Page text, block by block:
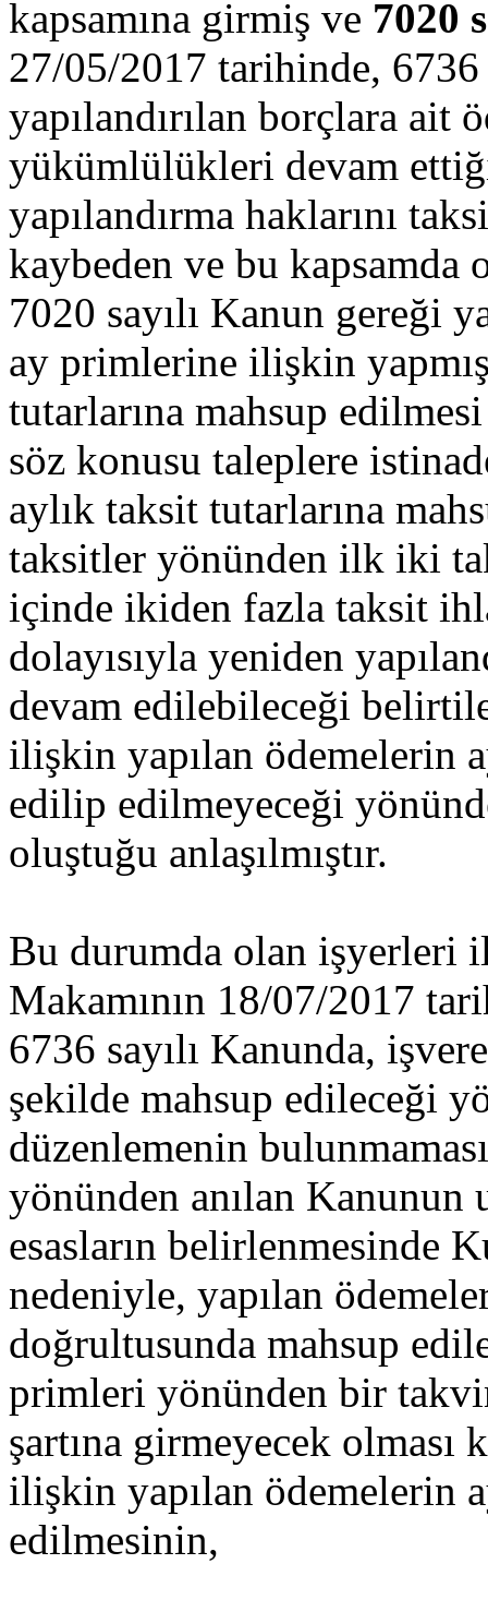
kapsamına girmiş ve 7020
27/05/2017 tarihinde, 6736
yapılandırılan borçlara ait
yükümlülükleri devam
yapılandırma haklarını
kaybeden ve bu kapsamda
7020 sayılı Kanun gereği
ay primlerine ilişkin
tutarlarına mahsup
söz konusu taleplere
aylık taksit tutarlarına
taksitler yönünden ilk iki
içinde ikiden fazla taksit
dolayısıyla yeniden
devam edilebileceği
ilişkin yapılan ödemelerin
edilip edilmeyeceği
oluştuğu anlaşılmıştır.
Bu durumda olan işyerleri
Makamının 18/07/2017
6736 sayılı Kanunda,
şekilde mahsup edileceği
düzenlemenin
yönünden anılan Kanunun
esasların belirlenmesinde
nedeniyle, yapılan
doğrultusunda mahsup
primleri yönünden bir
şartına girmeyecek
ilişkin yapılan ödemelerin
edilmesinin,